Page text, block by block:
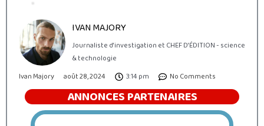
IVAN MAJORY
Journaliste d'investigation et CHEF D'ÉDITION - science
& technologie
Ivan Majory
août 28, 2024 3:14 pm No Comments
ANNONCES PARTENAIRES